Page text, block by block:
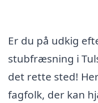
Er du på udkig
stubfræsning i
det rette sted!
fagfolk, der kan